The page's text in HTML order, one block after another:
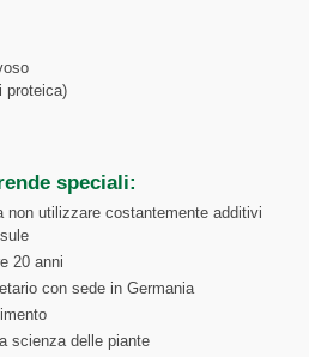
proteica)
speciali:
non utilizzare costantemente additivi
20 anni
con sede in Germania
scienza delle piante